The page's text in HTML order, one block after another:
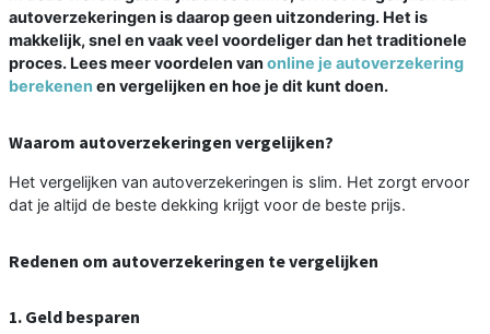
autoverzekeringen is daarop geen uitzondering. Het is
makkelijk, snel en vaak veel voordeliger dan het traditionele
proces. Lees meer voordelen van online je autoverzekering
berekenen en vergelijken en hoe je dit kunt doen.
Waarom autoverzekeringen vergelijken?
Het vergelijken van autoverzekeringen is slim. Het zorgt ervoor
dat je altijd de beste dekking krijgt voor de beste prijs.
Redenen om autoverzekeringen te vergelijken
1. Geld besparen